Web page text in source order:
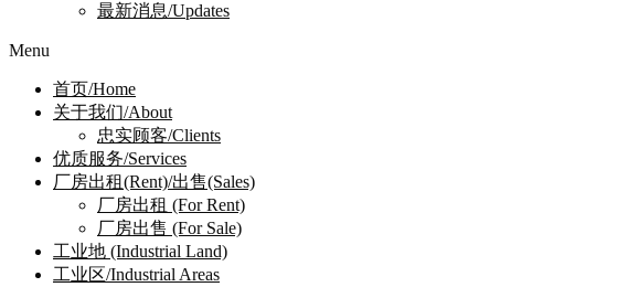
最新消息/Updates
Menu
首页/Home
关于我们/About
忠实顾客/Clients
优质服务/Services
厂房出租(Rent)/出售(Sales)
厂房出租 (For Rent)
厂房出售 (For Sale)
工业地 (Industrial Land)
工业区/Industrial Areas